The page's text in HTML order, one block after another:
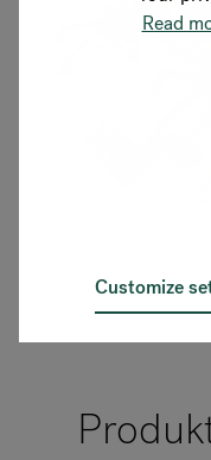
Read
Customize